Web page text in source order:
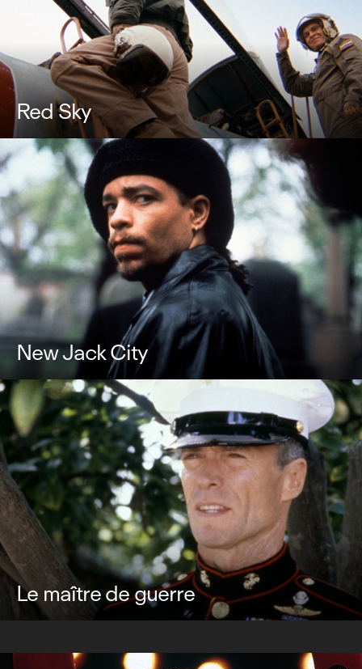
Red Sky
New Jack City
Le maître de guerre